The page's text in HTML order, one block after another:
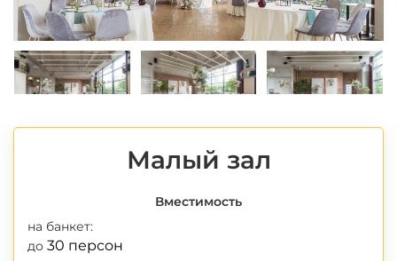
Малый зал
Вместимость
на банкет:
до 30 персон
*
*
*
*